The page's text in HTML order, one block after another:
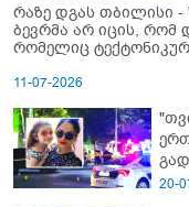
რაზე დგას თბილისი -
ბევრმა არ იცის, რომ
რომელიც
11-07-2026
-
20-